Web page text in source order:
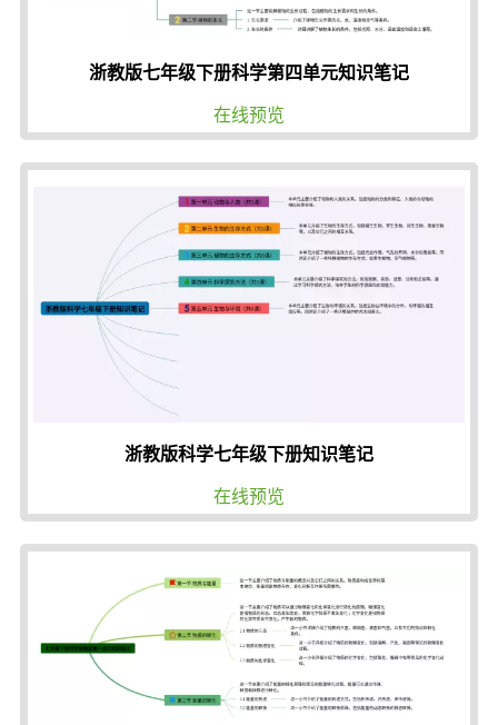
浙教版七年级下册科学第四单元知识笔记
在线预览
浙教版科学七年级下册知识笔记
在线预览